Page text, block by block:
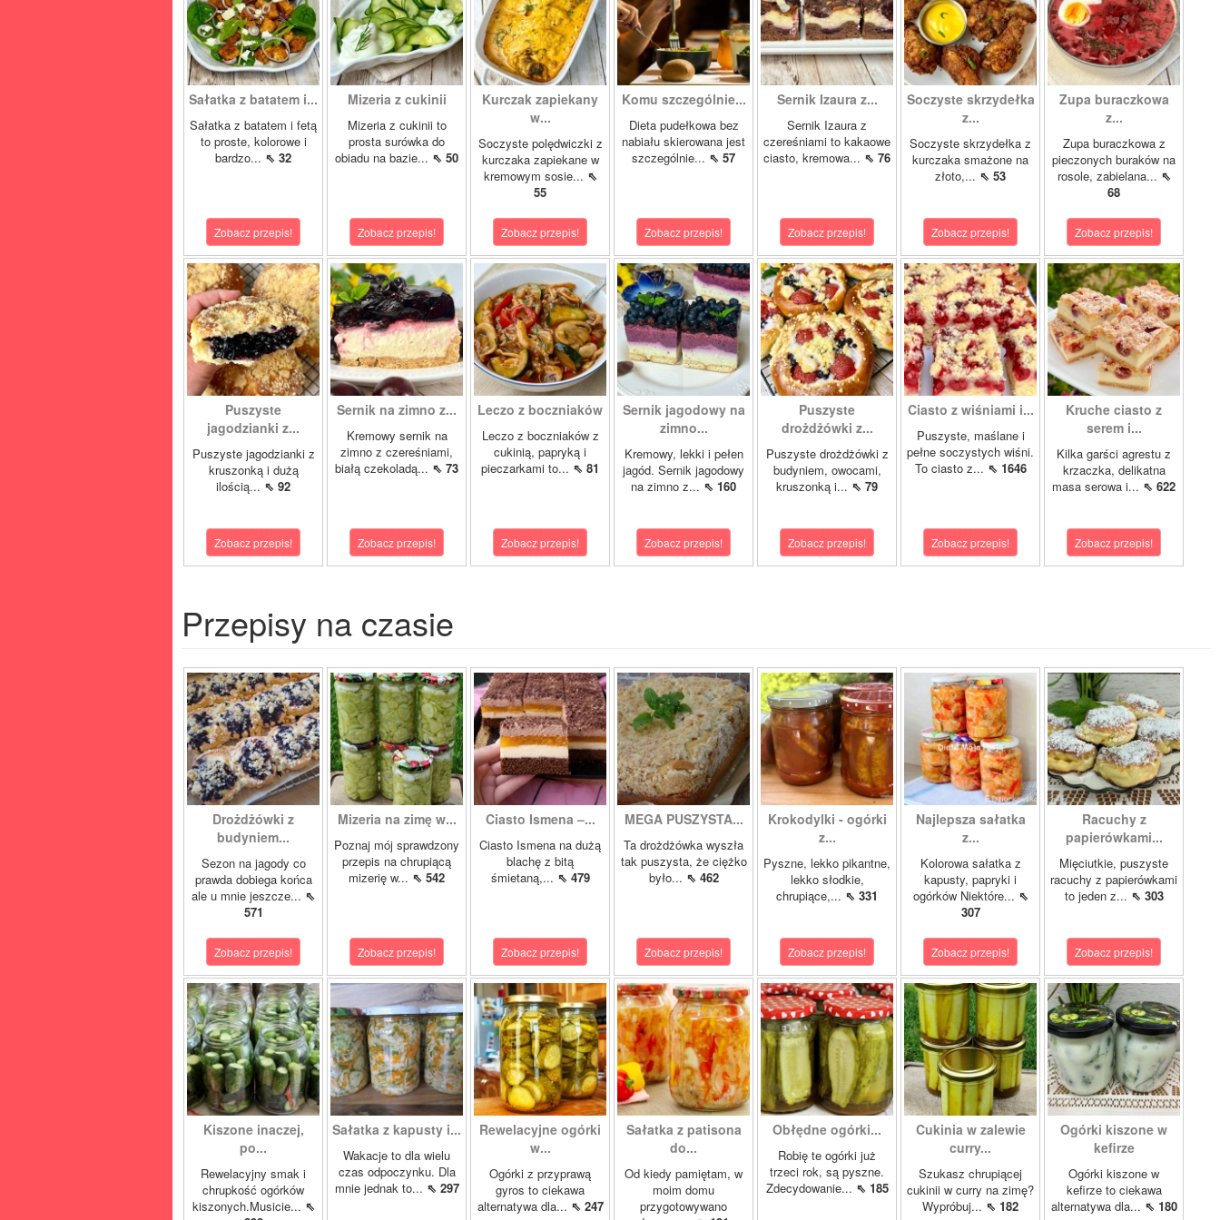
Sałatka z batatem i...
Sałatka z batatem i fetą
to proste, kolorowe i
bardzo... ⇖ 32
Zobacz przepis!
Mizeria z cukinii
Mizeria z cukinii to
prosta surówka do
obiadu na bazie... ⇖ 50
Zobacz przepis!
Kurczak zapiekany
w...
Soczyste polędwiczki z
kurczaka zapiekane w
kremowym sosie... ⇖
55
Zobacz przepis!
Komu szczególnie...
Dieta pudełkowa bez
nabiału skierowana jest
szczególnie... ⇖ 57
Zobacz przepis!
Sernik Izaura z...
Sernik Izaura z
czereśniami to kakaowe
ciasto, kremowa... ⇖ 76
Zobacz przepis!
Soczyste skrzydełka
z...
Soczyste skrzydełka z
kurczaka smażone na
złoto,... ⇖ 53
Zobacz przepis!
Zupa buraczkowa
z...
Zupa buraczkowa z
pieczonych buraków na
rosole, zabielana... ⇖
68
Zobacz przepis!
Puszyste
jagodzianki z...
Puszyste jagodzianki z
kruszonką i dużą
ilością... ⇖ 92
Zobacz przepis!
Sernik na zimno z...
Kremowy sernik na
zimno z czereśniami,
białą czekoladą... ⇖ 73
Zobacz przepis!
Leczo z boczniaków
Leczo z boczniaków z
cukinią, papryką i
pieczarkami to... ⇖ 81
Zobacz przepis!
Sernik jagodowy na
zimno...
Kremowy, lekki i pełen
jagód. Sernik jagodowy
na zimno z... ⇖ 160
Zobacz przepis!
Puszyste
drożdżówki z...
Puszyste drożdżówki z
budyniem, owocami,
kruszonką i... ⇖ 79
Zobacz przepis!
Ciasto z wiśniami i...
Puszyste, maślane i
pełne soczystych wiśni.
To ciasto z... ⇖ 1646
Zobacz przepis!
Kruche ciasto z
serem i...
Kilka garści agrestu z
krzaczka, delikatna
masa serowa i... ⇖ 622
Zobacz przepis!
Przepisy na czasie
Drożdżówki z
budyniem...
Sezon na jagody co
prawda dobiega końca
ale u mnie jeszcze... ⇖
571
Zobacz przepis!
Mizeria na zimę w...
Poznaj mój sprawdzony
przepis na chrupiącą
mizerię w... ⇖ 542
Zobacz przepis!
Ciasto Ismena –...
Ciasto Ismena na dużą
blachę z bitą
śmietaną,... ⇖ 479
Zobacz przepis!
MEGA PUSZYSTA...
Ta drożdżówka wyszła
tak puszysta, że ciężko
było... ⇖ 462
Zobacz przepis!
Krokodylki - ogórki
z...
Pyszne, lekko pikantne,
lekko słodkie,
chrupiące,... ⇖ 331
Zobacz przepis!
Najlepsza sałatka
z...
Kolorowa sałatka z
kapusty, papryki i
ogórków Niektóre... ⇖
307
Zobacz przepis!
Racuchy z
papierówkami...
Mięciutkie, puszyste
racuchy z papierówkami
to jeden z... ⇖ 303
Zobacz przepis!
Kiszone inaczej,
po...
Rewelacyjny smak i
chrupkość ogórków
kiszonych.Musicie... ⇖
Sałatka z kapusty i...
Wakacje to dla wielu
czas odpoczynku. Dla
mnie jednak to... ⇖ 297
Rewelacyjne ogórki
w...
Ogórki z przyprawą
gyros to ciekawa
alternatywa dla... ⇖ 247
Sałatka z patisona
do...
Od kiedy pamiętam, w
moim domu
przygotowywano
Obłędne ogórki...
Robię te ogórki już
trzeci rok, są pyszne.
Zdecydowanie... ⇖ 185
Cukinia w zalewie
curry...
Szukasz chrupiącej
cukinii w curry na zimę?
Wypróbuj... ⇖ 182
Ogórki kiszone w
kefirze
Ogórki kiszone w
kefirze to ciekawa
alternatywa dla... ⇖ 180